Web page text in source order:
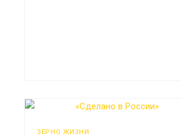
ЗЕРНО ЖИЗНИ